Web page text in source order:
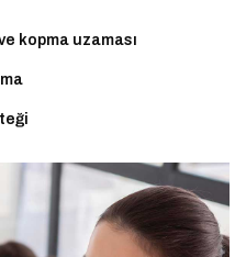
kopma uzaması